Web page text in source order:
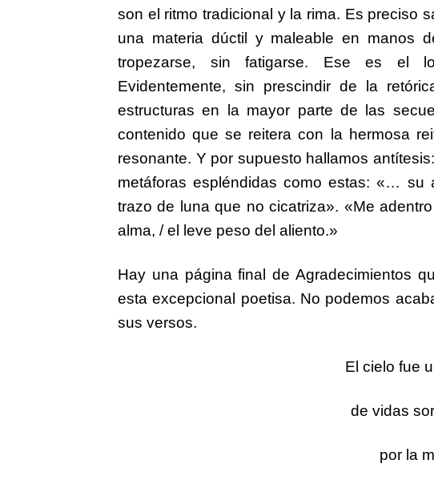
son el ritmo tradicional y la rima. Es preciso
una materia dúctil y maleable en manos
tropezarse, sin fatigarse. Ese es el
Evidentemente, sin prescindir de la
estructuras en la mayor parte de las
contenido que se reitera con la hermosa
resonante. Y por supuesto hallamos
metáforas espléndidas como estas: «…
trazo de luna que no cicatriza». «Me
alma, / el leve peso del aliento.»
Hay una página final de Agradecimientos
esta excepcional poetisa. No podemos
sus versos.
El cielo fue
de vidas
por la